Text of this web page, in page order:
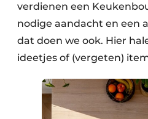
verdienen een
nodige aandacht en een
dat doen we ook. Hier
ideetjes of (vergeten)